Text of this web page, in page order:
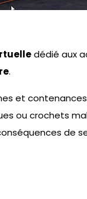
dédié aux
.
et
ou crochets
de